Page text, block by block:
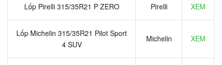
Lốp Pirelli 315/35R21 P ZERO Pirelli XEM
Lốp Michelin 315/35R21 Pilot Sport
4 SUV
Michelin XEM